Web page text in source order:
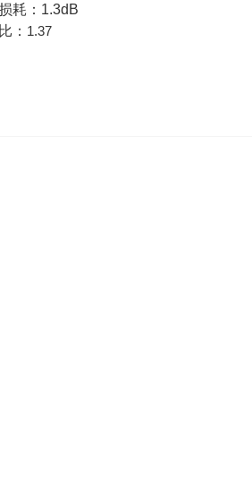
耗：1.3dB
： 1.37